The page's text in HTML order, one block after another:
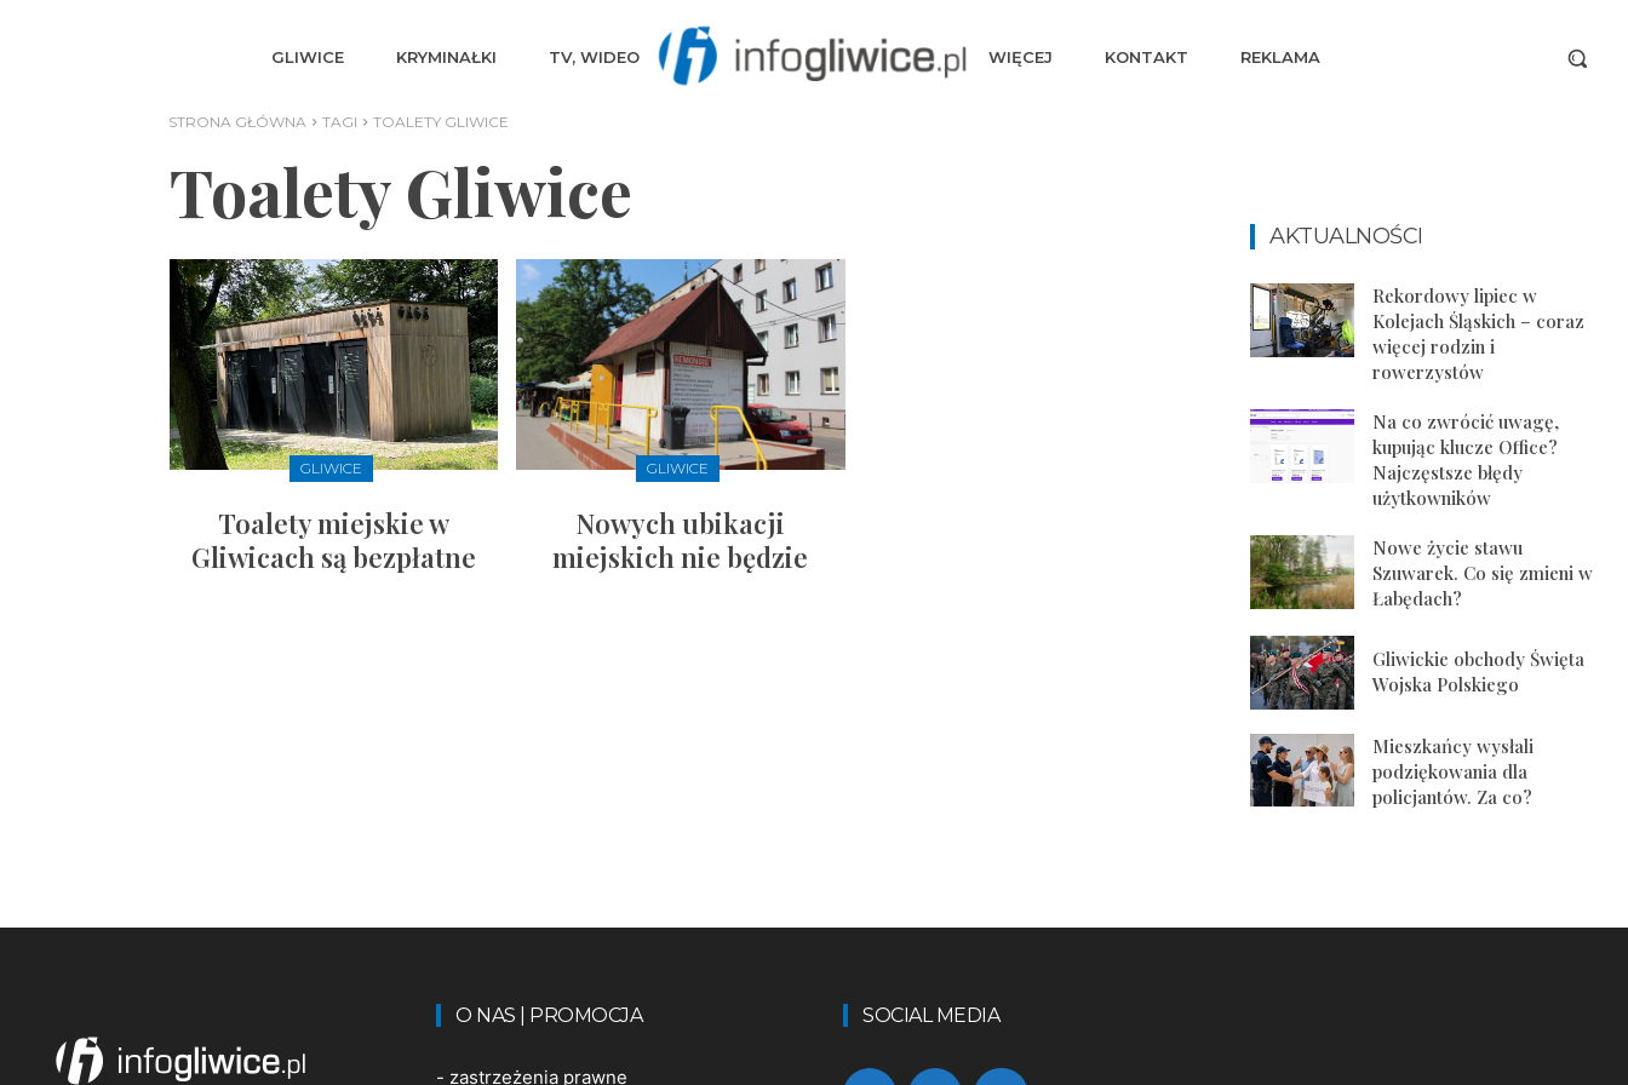
GLIWICE KRYMINAŁKI TV, WIDEO WIĘCEJ KONTAKT REKLAMA
STRONA GŁÓWNA TAGI TOALETY GLIWICE
Toalety Gliwice
GLIWICE
Toalety miejskie w
Gliwicach są bezpłatne
GLIWICE
Nowych ubikacji
miejskich nie będzie
AKTUALNOŚCI
Rekordowy lipiec w
Kolejach Śląskich – coraz
więcej rodzin i
rowerzystów
Na co zwrócić uwagę,
kupując klucze Office?
Najczęstsze błędy
użytkowników
Nowe życie stawu
Szuwarek. Co się zmieni w
Łabędach?
Gliwickie obchody Święta
Wojska Polskiego
Mieszkańcy wysłali
podziękowania dla
policjantów. Za co?
O NAS | PROMOCJA
- zastrzeżenia prawne
SOCIAL MEDIA